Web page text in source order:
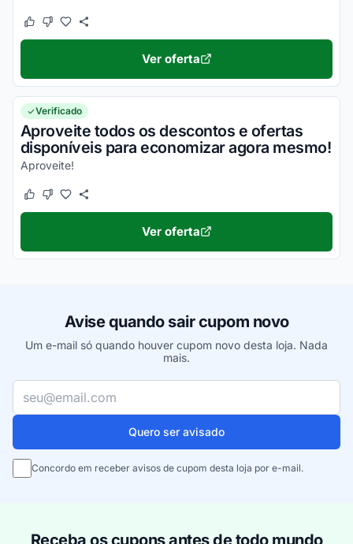
Este cupom funcionou
Este cupom não funcionou
Ver oferta
Verificado
Aproveite todos os descontos e ofertas
disponíveis para economizar agora mesmo!
Aproveite!
Este cupom funcionou
Este cupom não funcionou
Ver oferta
Avise quando sair cupom novo
Um e-mail só quando houver cupom novo desta loja. Nada
mais.
Seu e-mail
Quero ser avisado
Concordo em receber avisos de cupom desta loja por e-mail.
Receba os cupons antes de todo mundo